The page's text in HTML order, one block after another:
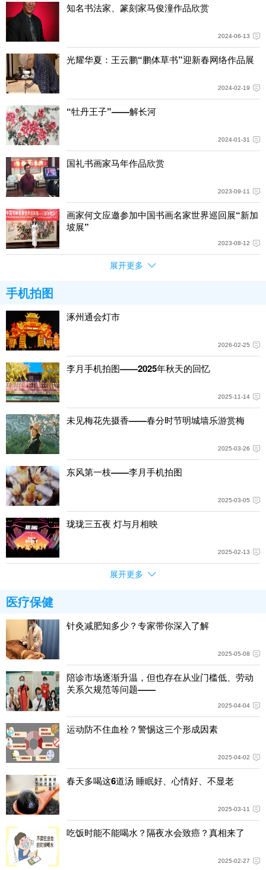
知名书法家、篆刻家马俊潼作品欣赏
2024-06-13
光耀华夏：王云鹏“鹏体草书”迎新春网络作品展
2024-02-19
“牡丹王子”——解长河
2024-01-31
国礼书画家马年作品欣赏
2023-09-11
画家何文应邀参加中国书画名家世界巡回展“新加
坡展”
2023-08-12
展开更多
手机拍图
涿州通会灯市
2026-02-25
李月手机拍图——2025年秋天的回忆
2025-11-14
未见梅花先摄香——春分时节明城墙乐游赏梅
2025-03-26
东风第一枝——李月手机拍图
2025-03-05
珑珑三五夜 灯与月相映
2025-02-13
展开更多
医疗保健
针灸减肥知多少？专家带你深入了解
2025-05-08
陪诊市场逐渐升温，但也存在从业门槛低、劳动
关系欠规范等问题——
2025-04-04
运动防不住血栓？警惕这三个形成因素
2025-04-02
春天多喝这6道汤 睡眠好、心情好、不显老
2025-03-11
吃饭时能不能喝水？隔夜水会致癌？真相来了
2025-02-27